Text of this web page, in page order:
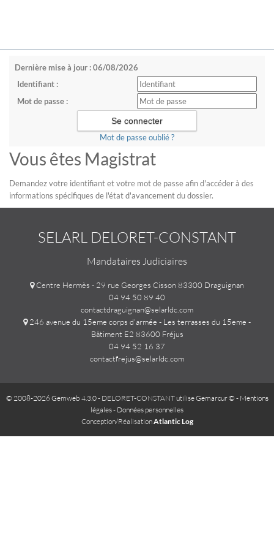
Dernière mise à jour : 06/08/2026
Identifiant :
Mot de passe :
Mot de passe oublié ?
Vous êtes Magistrat
Demandez votre identifiant et votre mot de passe afin d'accéder à des
informations spécifiques de l'état d'avancement du dossier.
SELARL DELORET-CONSTANT
Mandataires Judiciaires
Centre Hermès - 29 rue Georges Cisson 83300 Draguignan
04 94 50 89 40
contactdraguignan@selarldc.com
246 avenue du 15eme corps d'armée - Les terrasses du 15eme -
Bâtiment E2 83600 Fréjus
04 94 52 16 37
contactfrejus@selarldc.com
© 2008-2026 Gemweb 4.3.0- DELORET-CONSTANT utiliseGemarcur © - Mentions
légales- Données personnelles
Conception/RéalisationAtlantic Log